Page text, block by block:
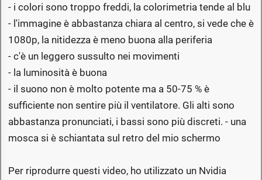
- i colori sono troppo freddi, la colorimetria tende al blu
- l'immagine è abbastanza chiara al centro, si vede che è
1080p, la nitidezza è meno buona alla periferia
- c'è un leggero sussulto nei movimenti
- la luminosità è buona
- il suono non è molto potente ma a 50-75 % è
sufficiente non sentire più il ventilatore. Gli alti sono
abbastanza pronunciati, i bassi sono più discreti. - una
mosca si è schiantata sul retro del mio schermo
Per riprodurre questi video, ho utilizzato un Nvidia